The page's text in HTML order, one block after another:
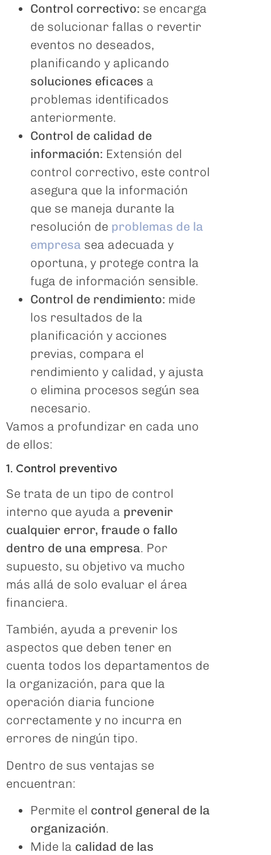
Control correctivo: se encarga
de solucionar fallas o revertir
eventos no deseados,
planificando y aplicando
soluciones eficaces a
problemas identificados
anteriormente.
Control de calidad de
información: Extensión del
control correctivo, este control
asegura que la información
que se maneja durante la
resolución de problemas de la
empresa sea adecuada y
oportuna, y protege contra la
fuga de información sensible.
Control de rendimiento: mide
los resultados de la
planificación y acciones
previas, compara el
rendimiento y calidad, y ajusta
o elimina procesos según sea
necesario.
Vamos a profundizar en cada uno
de ellos:
1. Control preventivo
Se trata de un tipo de control
interno que ayuda a prevenir
cualquier error, fraude o fallo
dentro de una empresa. Por
supuesto, su objetivo va mucho
más allá de solo evaluar el área
financiera.
También, ayuda a prevenir los
aspectos que deben tener en
cuenta todos los departamentos de
la organización, para que la
operación diaria funcione
correctamente y no incurra en
errores de ningún tipo.
Dentro de sus ventajas se
encuentran:
Permite el control general de la
organización.
Mide la calidad de las